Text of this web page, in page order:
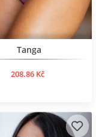
Tanga
208.86 Kč